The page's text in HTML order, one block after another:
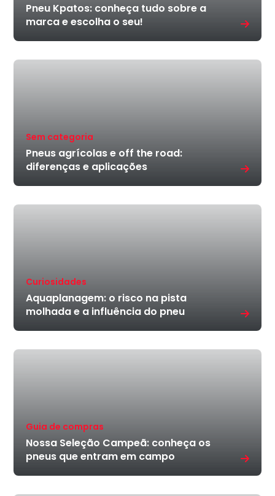
Pneu Kpatos: conheça tudo sobre a
marca e escolha o seu!
Sem categoria
Pneus agrícolas e off the road:
diferenças e aplicações
Curiosidades
Aquaplanagem: o risco na pista
molhada e a influência do pneu
Guia de compras
Nossa Seleção Campeã: conheça os
pneus que entram em campo